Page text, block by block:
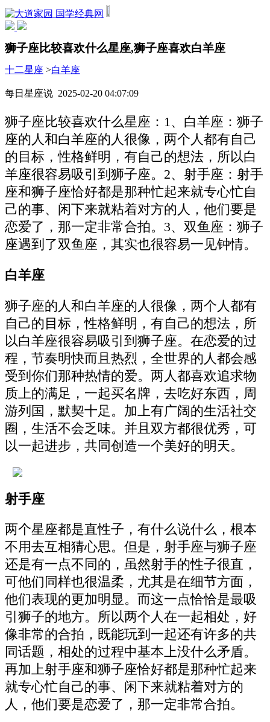
国学经典网
狮子座比较喜欢什么星座,狮子座喜欢白羊座
十二星座 >白羊座
每日星座说 2025-02-20 04:07:09
狮子座比较喜欢什么星座：1、白羊座：狮子
座的人和白羊座的人很像，两个人都有自己
的目标，性格鲜明，有自己的想法，所以白
羊座很容易吸引到狮子座。2、射手座：射手
座和狮子座恰好都是那种忙起来就专心忙自
己的事、闲下来就粘着对方的人，他们要是
恋爱了，那一定非常合拍。3、双鱼座：狮子
座遇到了双鱼座，其实也很容易一见钟情。
白羊座
狮子座的人和白羊座的人很像，两个人都有
自己的目标，性格鲜明，有自己的想法，所
以白羊座很容易吸引到狮子座。在恋爱的过
程，节奏明快而且热烈，全世界的人都会感
受到你们那种热情的爱。两人都喜欢追求物
质上的满足，一起买名牌，去吃好东西，周
游列国，默契十足。加上有广阔的生活社交
圈，生活不会乏味。并且双方都很优秀，可
以一起进步，共同创造一个美好的明天。
射手座
两个星座都是直性子，有什么说什么，根本
不用去互相猜心思。但是，射手座与狮子座
还是有一点不同的，虽然射手的性子很直，
可他们同样也很温柔，尤其是在细节方面，
他们表现的更加明显。而这一点恰恰是最吸
引狮子的地方。所以两个人在一起相处，好
像非常的合拍，既能玩到一起还有许多的共
同话题，相处的过程中基本上没什么矛盾。
再加上射手座和狮子座恰好都是那种忙起来
就专心忙自己的事、闲下来就粘着对方的
人，他们要是恋爱了，那一定非常合拍。